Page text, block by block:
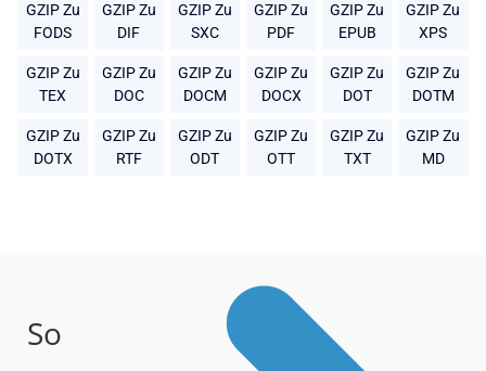
GZIP Zu
FODS
GZIP Zu
DIF
GZIP Zu
SXC
GZIP Zu
PDF
GZIP Zu
EPUB
GZIP Zu
XPS
GZIP Zu
TEX
GZIP Zu
DOC
GZIP Zu
DOCM
GZIP Zu
DOCX
GZIP Zu
DOT
GZIP Zu
DOTM
GZIP Zu
DOTX
GZIP Zu
RTF
GZIP Zu
ODT
GZIP Zu
OTT
GZIP Zu
TXT
GZIP Zu
MD
So